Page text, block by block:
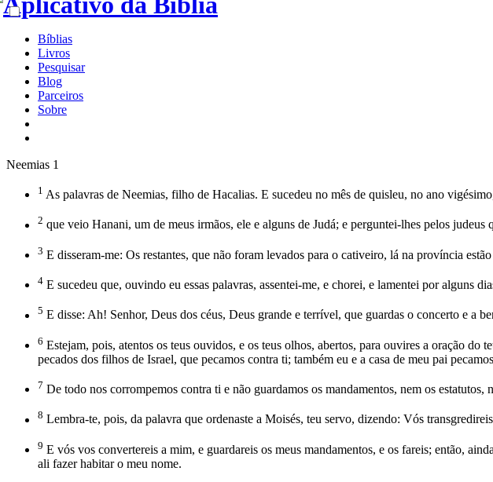
Bíblias
Livros
Pesquisar
Blog
Parceiros
Sobre
Neemias 1
1 As palavras de Neemias, filho de Hacalias. E sucedeu no mês de quisleu, no ano
2 que veio Hanani, um de meus irmãos, ele e alguns de Judá; e perguntei-lhes pelos judeus
3 E disseram-me: Os restantes, que não foram levados para o cativeiro, lá na província
4 E sucedeu que, ouvindo eu essas palavras, assentei-me, e chorei, e lamentei por alguns
5 E disse: Ah! Senhor, Deus dos céus, Deus grande e terrível, que guardas o concerto e a
6 Estejam, pois, atentos os teus ouvidos, e os teus olhos, abertos, para ouvires a oração
pecados dos filhos de Israel, que pecamos contra ti; também eu e a casa de meu pai
7 De todo nos corrompemos contra ti e não guardamos os mandamentos, nem os estatutos,
8 Lembra-te, pois, da palavra que ordenaste a Moisés, teu servo, dizendo: Vós
9 E vós vos convertereis a mim, e guardareis os meus mandamentos, e os fareis; então,
ali fazer habitar o meu nome.